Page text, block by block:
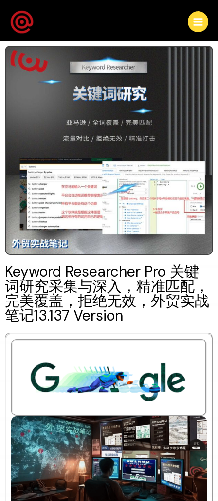
Keyword Researcher Pro 关键
词研究采集与深入，精准匹配，
完美覆盖，拒绝无效，外贸实战
笔记13.137 Version